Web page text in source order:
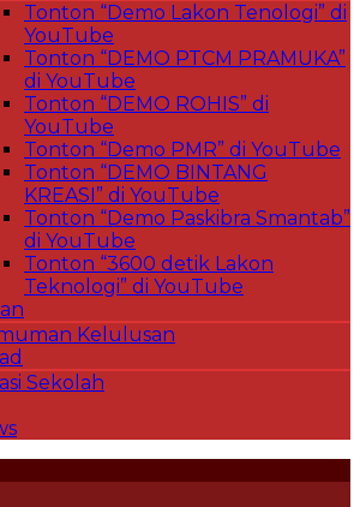
Tonton “Demo Lakon Tenologi” di
YouTube
Tonton “DEMO PTCM PRAMUKA”
di YouTube
Tonton “DEMO ROHIS” di
YouTube
Tonton “Demo PMR” di YouTube
Tonton “DEMO BINTANG
KREASI” di YouTube
Tonton “Demo Paskibra Smantab”
di YouTube
Tonton “3600 detik Lakon
Teknologi” di YouTube
Kelulusan
Sekolah